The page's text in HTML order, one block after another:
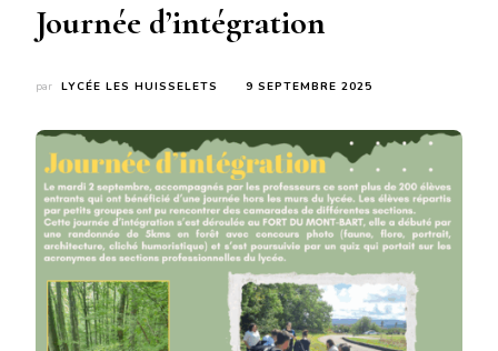
Journée d’intégration
par LYCÉE LES HUISSELETS 9 SEPTEMBRE 2025